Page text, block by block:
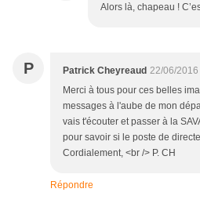
Alors là, chapeau !
P Patrick Cheyreaud 22/06/2016
Merci à tous pour ces belles
messages à l'aube de mon
vais t'écouter et passer à la
pour savoir si le poste de
Cordialement, <br /> P. CH
Répondre